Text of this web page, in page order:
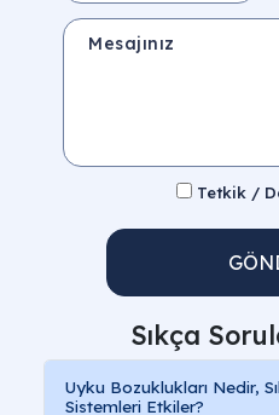
Mesajınız
Tetkik /